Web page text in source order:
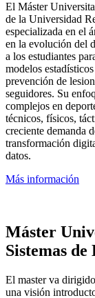
El Máster
de la Universidad
especializada en el
en la evolución del
a los estudiantes
modelos
prevención de
seguidores. Su
complejos en
técnicos, físicos,
creciente demanda
transformación
datos.
Más información
Máster
Sistemas
El master va
una visión